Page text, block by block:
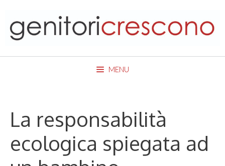
content
MENU
La responsabilità
ecologica spiegata ad